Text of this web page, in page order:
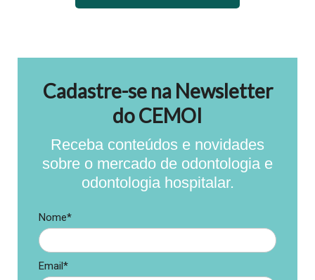
Cadastre-se na Newsletter
do CEMOI
Receba conteúdos e novidades
sobre o mercado de odontologia e
odontologia hospitalar.
Nome*
Email*